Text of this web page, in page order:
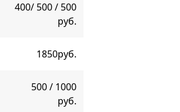
400/ 500 / 500
руб.
1850руб.
500 / 1000
руб.